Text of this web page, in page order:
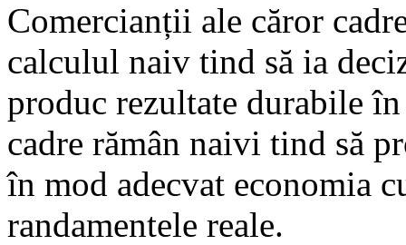
Comercianții ale căror
calculul naiv tind să ia
produc rezultate durabile
cadre rămân naivi tind să
în mod adecvat economia
randamentele reale.